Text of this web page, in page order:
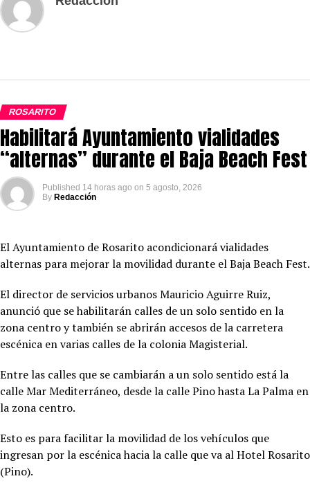
ROSARITO
Habilitará Ayuntamiento vialidades
“alternas” durante el Baja Beach Fest
Published 14 horas ago on 5 agosto, 2026
By Redacción
El Ayuntamiento de Rosarito acondicionará vialidades
alternas para mejorar la movilidad durante el Baja Beach Fest.
El director de servicios urbanos Mauricio Aguirre Ruiz,
anunció que se habilitarán calles de un solo sentido en la
zona centro y también se abrirán accesos de la carretera
escénica en varias calles de la colonia Magisterial.
Entre las calles que se cambiarán a un solo sentido está la
calle Mar Mediterráneo, desde la calle Pino hasta La Palma en
la zona centro.
Esto es para facilitar la movilidad de los vehículos que
ingresan por la escénica hacia la calle que va al Hotel Rosarito
(Pino).